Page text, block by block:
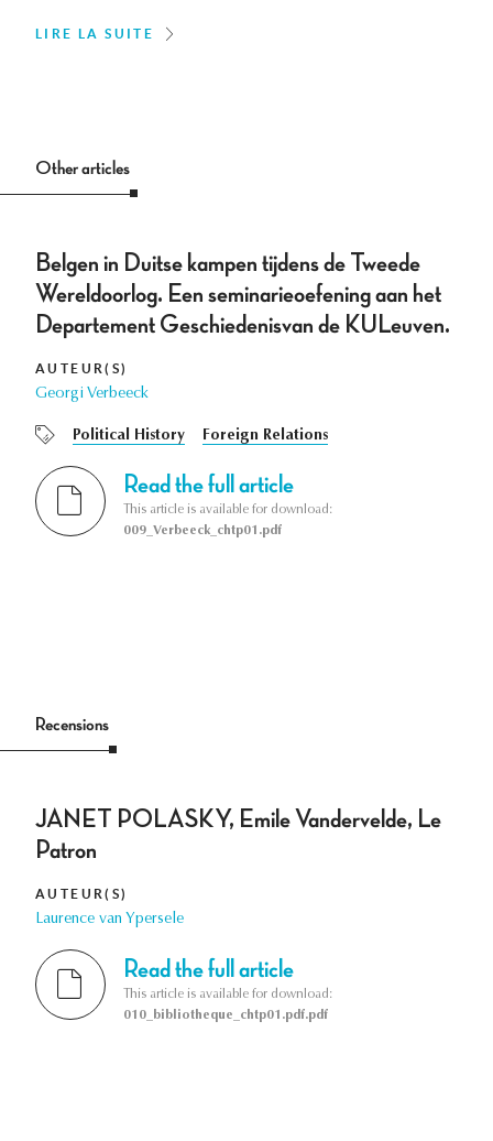
LIRE LA SUITE
Other articles
Belgen in Duitse kampen tijdens de Tweede
Wereldoorlog. Een seminarieoefening aan het
Departement Geschiedenisvan de KULeuven.
AUTEUR(S)
Georgi Verbeeck
Political History Foreign Relations
Read the full article
This article is available for download:
009_Verbeeck_chtp01.pdf
Recensions
JANET POLASKY, Emile Vandervelde, Le
Patron
AUTEUR(S)
Laurence van Ypersele
Read the full article
This article is available for download:
010_bibliotheque_chtp01.pdf.pdf